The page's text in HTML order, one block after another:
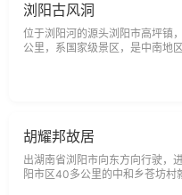
浏阳古风洞
位于浏阳河的源头浏阳市高坪镇
公里，系国家级景区，是中南地
胡耀邦故居
出湖南省浏阳市向东方向行驶，
阳市区40多公里的中和乡苍坊村